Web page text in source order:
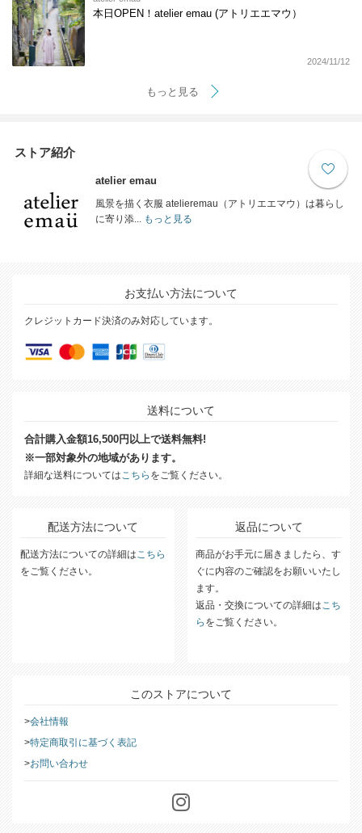
本日OPEN！atelier emau (アトリエエマウ）
2024/11/12
もっと見る
ストア紹介
atelier emau
風景を描く衣服 atelieremau（アトリエエマウ）は暮らし
に寄り添...
もっと見る
お支払い方法について
クレジットカード決済のみ対応しています。
送料について
合計購入金額16,500円以上で送料無料!
※一部対象外の地域があります。
詳細な送料については こちら をご覧ください。
配送方法について
配送方法についての詳細は こちら
をご覧ください。
返品について
商品がお手元に届きましたら、す
ぐに内容のご確認をお願いいたし
ます。
返品・交換についての詳細は こち
ら をご覧ください。
このストアについて
会社情報
特定商取引に基づく表記
お問い合わせ